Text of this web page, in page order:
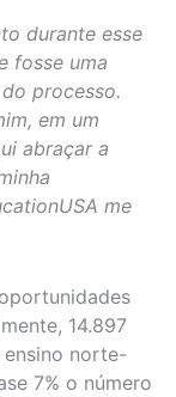
durante esse
fosse uma
processo.
em um
abraçar a
me
14.897
norte-
7% o número